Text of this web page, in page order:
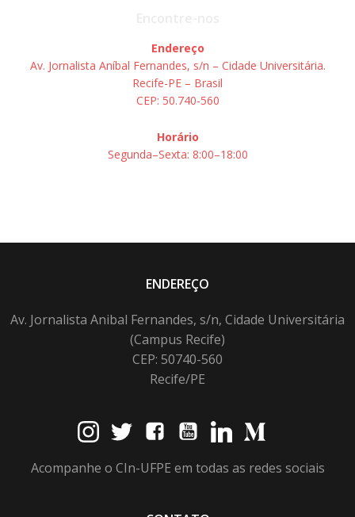
Endereço
Av. Jornalista Aníbal Fernandes, s/n – Cidade Universitária.
Recife-PE – Brasil
CEP: 50.740-560
Horário
Segunda–Sexta: 8:00–18:00
ENDEREÇO
Av. Jornalista Anibal Fernandes, s/n, Cidade Universitária
(Campus Recife)
CEP: 50740-560
Recife/PE
Acompanhe o CIn-UFPE em todas as redes sociais